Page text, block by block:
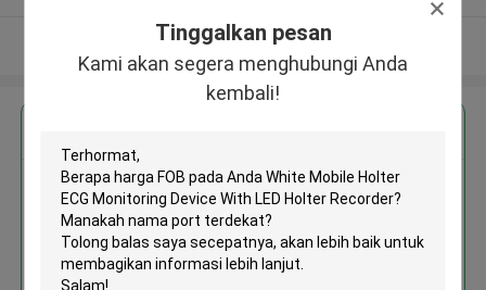
Tinggalkan pesan
Kami akan segera menghubungi Anda
kembali!
Lihat Lebih
White Mobile Holter ECG
Monitoring Device With LED
Holter Recorder
MOQ： 1